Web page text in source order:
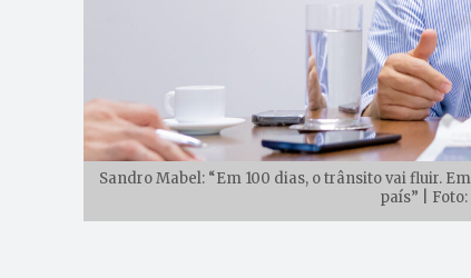
Sandro Mabel: “Em 100 dias, o trânsito vai fluir.
país” |